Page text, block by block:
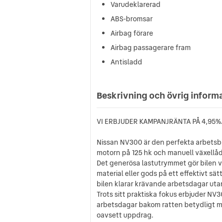
Varudeklarerad
ABS-bromsar
Airbag förare
Airbag passagerare fram
Antisladd
Beskrivning och övrig
VI ERBJUDER KAMPANJRÄNTA PÅ 4,95%.
Nissan NV300 är den perfekta
motorn på 125 hk och manuell
Det generösa lastutrymmet gör bilen
material eller gods på ett effektivt
bilen klarar krävande arbetsdagar
Trots sitt praktiska fokus erbjuder
arbetsdagar bakom ratten betydligt
oavsett uppdrag.